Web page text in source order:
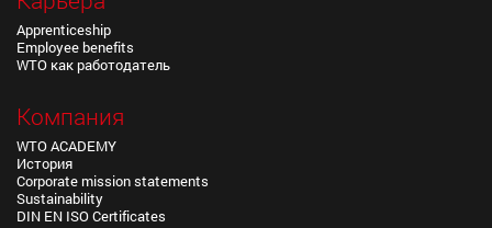
Apprenticeship
Employee benefits
WTO как работодатель
Компания
WTO ACADEMY
История
Corporate mission statements
Sustainability
DIN EN ISO Certificates